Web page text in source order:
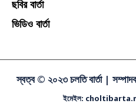
ছবির বার্তা
ভিডিও বার্তা
স্বত্ব © ২০২৩ চলতি বার্তা |
ইমেইল: